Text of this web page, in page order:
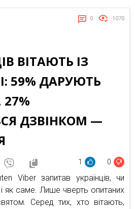
0 1070
ВІТАЮТЬ ІЗ
59% ДАРУЮТЬ
ДЗВІНКОМ —
1 0
Viber запитав українців, чи
як саме. Лише чверть опитаних
Серед тих, хто вітають,